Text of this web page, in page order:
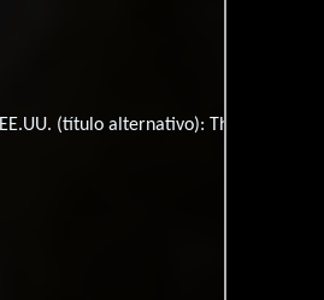
EE.UU. (título alternativo): The Dress Code